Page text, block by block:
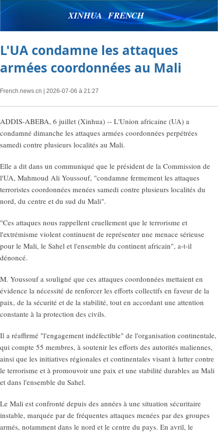
XINHUA FRENCH
L'UA condamne les attaques
armées coordonnées au Mali
French.news.cn | 2026-07-06 à 21:27
ADDIS-ABEBA, 6 juillet (Xinhua) -- L'Union africaine (UA) a
condamné dimanche les attaques armées coordonnées perpétrées
samedi contre plusieurs localités au Mali.
Elle a dit dans un communiqué que le président de la Commission de
l'UA, Mahmoud Ali Youssouf, "condamne fermement les attaques
terroristes coordonnées menées samedi contre plusieurs localités du
nord, du centre et du sud du Mali".
"Ces attaques nous rappellent cruellement que le terrorisme et
l'extrémisme violent continuent de représenter une menace sérieuse
pour le Mali, le Sahel et l'ensemble du continent africain", a-t-il
dénoncé.
M. Youssouf a souligné que ces attaques coordonnées mettaient en
évidence la nécessité de renforcer les efforts collectifs en faveur de la
paix, de la sécurité et de la stabilité, tout en accordant une attention
constante à la protection des civils.
Il a réaffirmé "l'engagement indéfectible" de l'organisation continentale,
qui compte 55 membres, à soutenir les efforts des autorités maliennes,
ainsi que les initiatives régionales et continentales visant à lutter contre
le terrorisme et à promouvoir une paix et une stabilité durables au Mali
et dans l'ensemble du Sahel.
Le Mali est confronté depuis des années à une situation sécuritaire
instable, marquée par de fréquentes attaques menées par des groupes
armés, notamment dans le nord et le centre du pays. En avril, le